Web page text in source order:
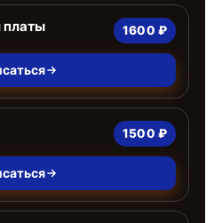
платы 1600 ₽
1500 ₽